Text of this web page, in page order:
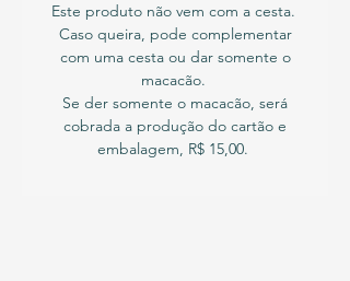
Este produto não vem com a cesta.
Caso queira, pode complementar
com uma cesta ou dar somente o
macacão.
Se der somente o macacão, será
cobrada a produção do cartão e
embalagem, R$ 15,00.